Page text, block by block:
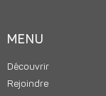
MENU
Découvrir
Rejoindre